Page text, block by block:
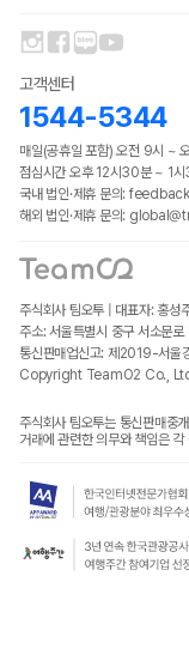
고객센터
1544-5344
매일(공휴일 포함) 오전 9시 ~
점심시간 오후 12시30분 ~ 1
국내 법인·제휴 문의:
해외 법인·제휴 문의:
주식회사 팀오투 | 대표자: 홍
주소: 서울특별시 중구 서소문
통신판매업신고: 제2019-서울
Copyright TeamO2 Co.,
주식회사 팀오투는 통신판매중
거래에 관련한 의무와 책임은 각